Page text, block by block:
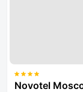
Novotel